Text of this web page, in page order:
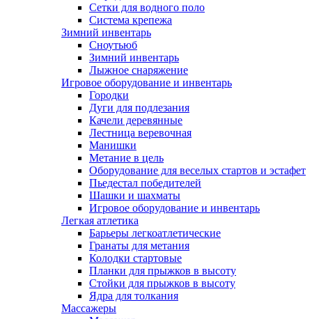
Сетки для водного поло
Система крепежа
Зимний инвентарь
Сноутьюб
Зимний инвентарь
Лыжное снаряжение
Игровое оборудование и инвентарь
Городки
Дуги для подлезания
Качели деревянные
Лестница веревочная
Манишки
Метание в цель
Оборудование для веселых стартов и эстафет
Пьедестал победителей
Шашки и шахматы
Игровое оборудование и инвентарь
Легкая атлетика
Барьеры легкоатлетические
Гранаты для метания
Колодки стартовые
Планки для прыжков в высоту
Стойки для прыжков в высоту
Ядра для толкания
Массажеры